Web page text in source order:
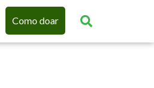
Como doar